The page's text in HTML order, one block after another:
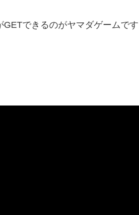
できるのがヤマダゲームで